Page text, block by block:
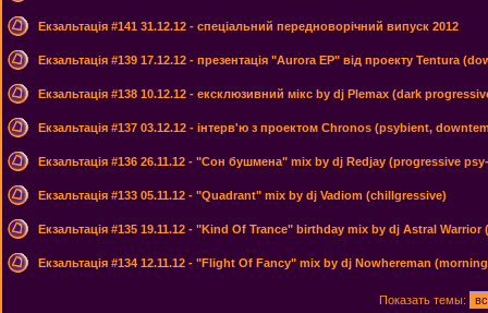
Екзальтація #141 31.12.12 - спеціальний передноворічний випуск 2012
Екзальтація #139 17.12.12 - презентація "Aurora EP" від проекту Tentura
Екзальтація #138 10.12.12 - ексклюзивний мікс by dj Plemax (dark
Екзальтація #137 03.12.12 - інтерв'ю з проектом Chronos (psybient,
Екзальтація #136 26.11.12 - "Сон бушмена" mix by dj Redjay (progressive
Екзальтація #133 05.11.12 - "Quadrant" mix by dj Vadiom (chillgressive)
Екзальтація #135 19.11.12 - "Kind Of Trance" birthday mix by dj Astral Warrior
Екзальтація #134 12.11.12 - "Flight Of Fancy" mix by dj Nowhereman
Показать темы: